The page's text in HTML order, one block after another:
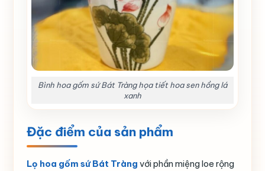
Bình hoa gốm sứ Bát Tràng họa tiết hoa sen hồng lá
xanh
Đặc điểm của sản phẩm
Lọ hoa gốm sứ Bát Tràng với phần miệng loe rộng